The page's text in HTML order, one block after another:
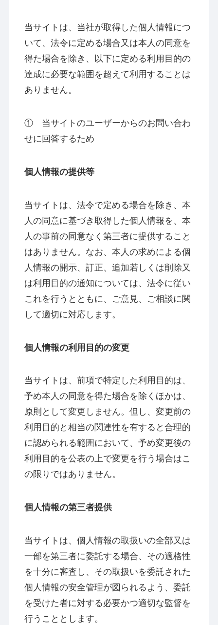
当サイトは、当社が取得した個人情報につ
いて、法令に定める場合又は本人の同意を
得た場合を除き、以下に定める利用目的の
達成に必要な範囲を超えて利用することは
ありません。
① 当サイトのユーザーからのお問い合わ
せに回答するため
個人情報の提供等
当サイトは、法令で定める場合を除き、本
人の同意に基づき取得した個人情報を、本
人の事前の同意なく第三者に提供すること
はありません。なお、本人の求めによる個
人情報の開示、訂正、追加若しくは削除又
は利用目的の通知については、法令に従い
これを行うとともに、ご意見、ご相談に関
して適切に対応します。
個人情報の利用目的の変更
当サイトは、前項で特定した利用目的は、
予め本人の同意を得た場合を除くほかは、
原則として変更しません。但し、変更前の
利用目的と相当の関連性を有すると合理的
に認められる範囲において、予め変更後の
利用目的を公表の上で変更を行う場合はこ
の限りではありません。
個人情報の第三者提供
当サイトは、個人情報の取扱いの全部又は
一部を第三者に委託する場合、その適格性
を十分に審査し、その取扱いを委託された
個人情報の安全管理が図られるよう、委託
を受けた者に対する必要かつ適切な監督を
行うこととします。